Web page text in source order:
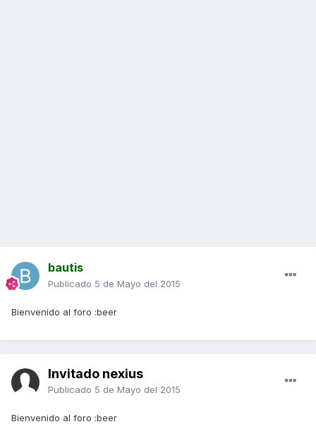
bautis
Publicado 5 de Mayo del 2015
Bienvenido al foro :beer
Invitado nexius
Publicado 5 de Mayo del 2015
Bienvenido al foro :beer